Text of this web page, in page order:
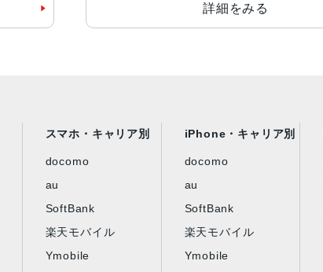
詳細をみる
スマホ・キャリア別
docomo
au
SoftBank
楽天モバイル
Ymobile
iPhone・キャリア別
docomo
au
SoftBank
楽天モバイル
Ymobile